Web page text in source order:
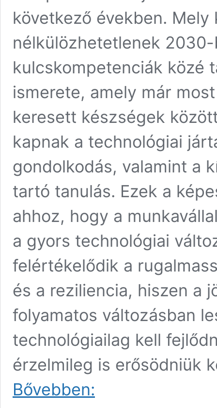
következő években.
nélkülözhetetlenek
kulcskompetenciák közé
ismerete, amely már
keresett készségek
kapnak a technológiai
gondolkodás, valamint a
tartó tanulás. Ezek a
ahhoz, hogy a
a gyors technológiai
felértékelődik a
és a reziliencia, hiszen a
folyamatos változásban
technológiailag kell
érzelmileg is erősödniük
Bővebben: